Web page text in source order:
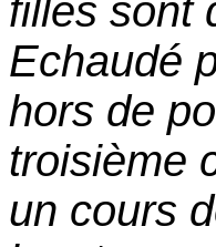
filles sont
Echaudé
hors de
troisième
un cours